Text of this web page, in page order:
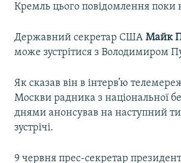
Кремль цього повідомлення поки
Державний секретар СШАМайк
може зустрітися з Володимиром
Як сказав він в інтерв’ю
Москви радника з національної
днями анонсував на наступний
зустрічі.
9 червня прес-секретар